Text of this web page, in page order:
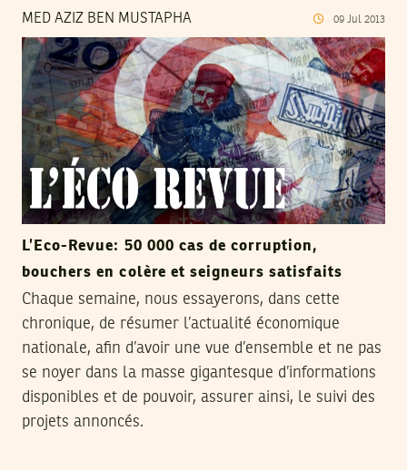
MED AZIZ BEN MUSTAPHA 09 Jul 2013
L’Eco-Revue: 50 000 cas de corruption,
bouchers en colère et seigneurs satisfaits
Chaque semaine, nous essayerons, dans cette
chronique, de résumer l’actualité économique
nationale, afin d’avoir une vue d’ensemble et ne pas
se noyer dans la masse gigantesque d’informations
disponibles et de pouvoir, assurer ainsi, le suivi des
projets annoncés.